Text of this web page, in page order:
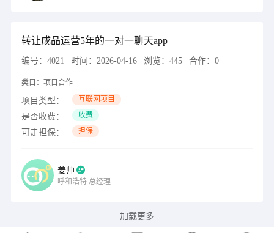
转让成品运营5年的一对一聊天app
编号： 4021 时间： 2026-04-16 浏览： 445 合作： 0
类目： 项目合作
项目类型： 互联网项目
是否收费： 收费
可走担保： 担保
姜帅
呼和浩特 总经理
加载更多